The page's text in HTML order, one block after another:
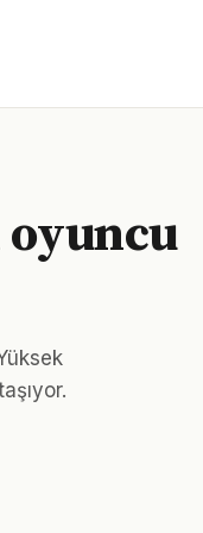
oyuncu